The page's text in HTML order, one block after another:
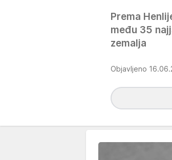
Prema
među 35
zemalja
Objavljeno